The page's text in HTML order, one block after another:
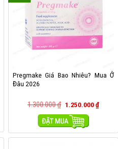
Pregmake Giá Bao Nhiêu? Mua Ở
Đâu 2026
1.300.000₫ 1.250.000₫
MUA HÀNG